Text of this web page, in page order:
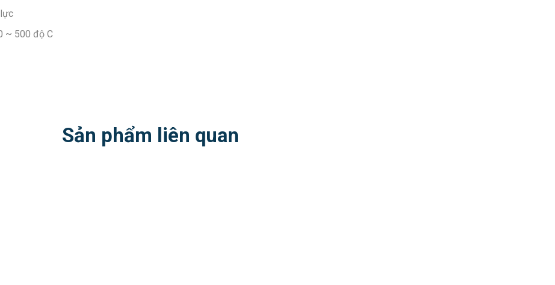
~ 500 độ C
Sản phẩm liên quan